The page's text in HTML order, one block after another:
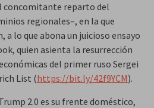
concomitante reparto del
regionales–, en la que
a lo que abona un juicioso ensayo
quien asienta la resurrección
del primer ruso Sergei
List (https://bit.ly/42f9YCM).
2.0 es su frente doméstico,